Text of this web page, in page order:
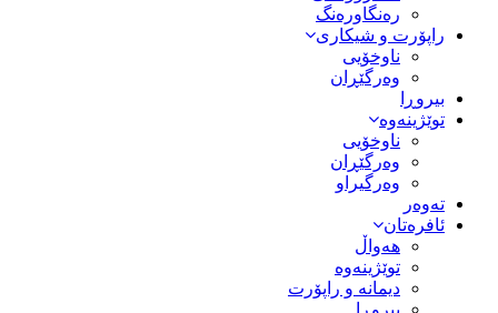
رەنگاورەنگ
راپۆرت و شیکاری
ناوخۆیی
وەرگێڕان
بیروڕا
توێژینەوە
ناوخۆیی
وەرگێڕان
وەرگیراو
تەوەر
ئافرەتان
هەواڵ
توێژینەوە
دیمانە و راپۆرت